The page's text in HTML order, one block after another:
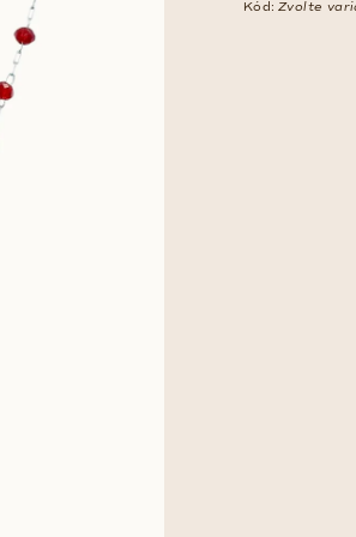
Kód: Zvolte